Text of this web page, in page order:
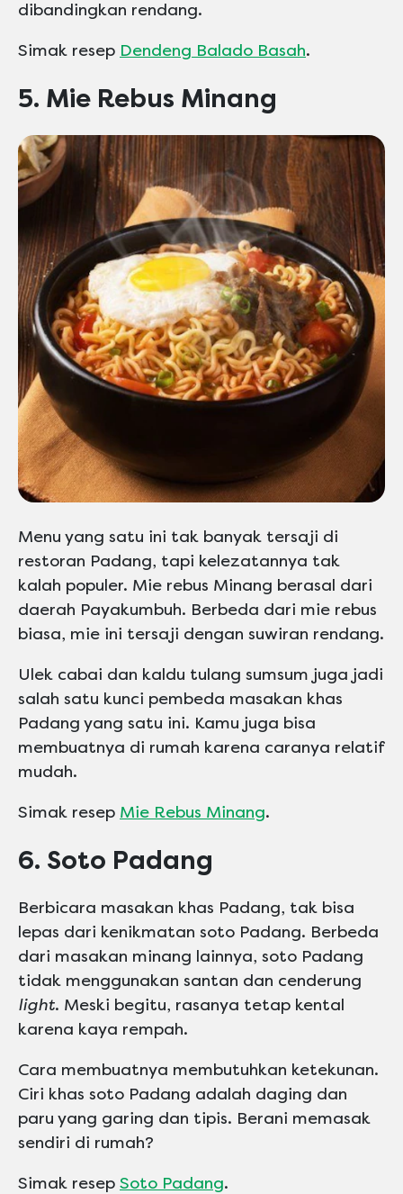
dibandingkan rendang.
Simak resep Dendeng Balado Basah.
5. Mie Rebus Minang
Menu yang satu ini tak banyak tersaji di
restoran Padang, tapi kelezatannya tak
kalah populer. Mie rebus Minang berasal dari
daerah Payakumbuh. Berbeda dari mie rebus
biasa, mie ini tersaji dengan suwiran rendang.
Ulek cabai dan kaldu tulang sumsum juga jadi
salah satu kunci pembeda masakan khas
Padang yang satu ini. Kamu juga bisa
membuatnya di rumah karena caranya relatif
mudah.
Simak resep Mie Rebus Minang.
6. Soto Padang
Berbicara masakan khas Padang, tak bisa
lepas dari kenikmatan soto Padang. Berbeda
dari masakan minang lainnya, soto Padang
tidak menggunakan santan dan cenderung
light. Meski begitu, rasanya tetap kental
karena kaya rempah.
Cara membuatnya membutuhkan ketekunan.
Ciri khas soto Padang adalah daging dan
paru yang garing dan tipis. Berani memasak
sendiri di rumah?
Simak resep Soto Padang.